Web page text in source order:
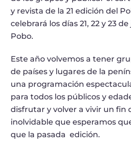
y revista de la 21 edición del
celebrará los días 21, 22 y 23
Pobo.
Este año volvemos a tener
de países y lugares de la
una programación
para todos los públicos y
disfrutar y volver a vivir un fin
inolvidable que esperamos
que la pasada edición.